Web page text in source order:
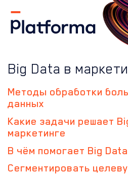
Big Data в
Методы обработки
данных
Какие задачи решает
маркетинге
В чём помогает Big
Сегментировать